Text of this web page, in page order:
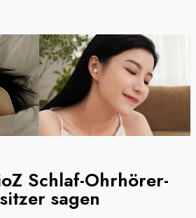
Schlaf-Ohrhörer-
sagen